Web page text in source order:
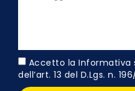
Accetto la Informativa
dell’art. 13 del D.Lgs. n.